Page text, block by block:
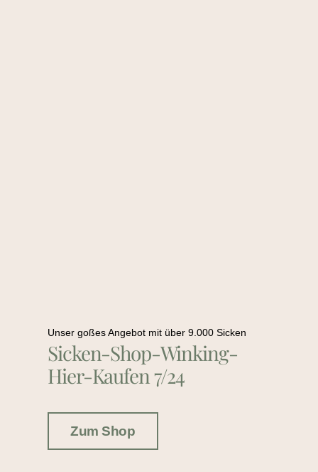
Unser goßes Angebot mit über 9.000 Sicken
Sicken-Shop-Winking-
Hier-Kaufen 7/24
Zum Shop